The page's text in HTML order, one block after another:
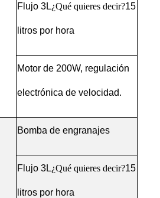
Flujo 3L¿Qué quieres decir?15
litros por hora
Motor de 200W, regulación
electrónica de velocidad.
Bomba de engranajes
Flujo 3L¿Qué quieres decir?15
litros por hora